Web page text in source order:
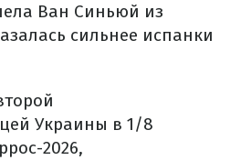
Ван Синьюй из
сильнее испанки
Украины в 1/8
2026,